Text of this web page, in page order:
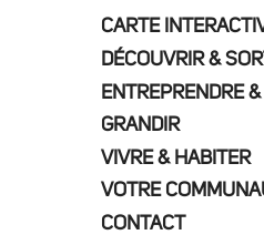
CARTE
DÉCOUVRIR &
ENTREPRENDRE
GRANDIR
VIVRE & HABITER
VOTRE
CONTACT